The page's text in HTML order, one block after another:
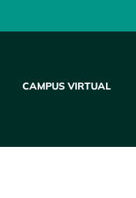
CAMPUS VIRTUAL